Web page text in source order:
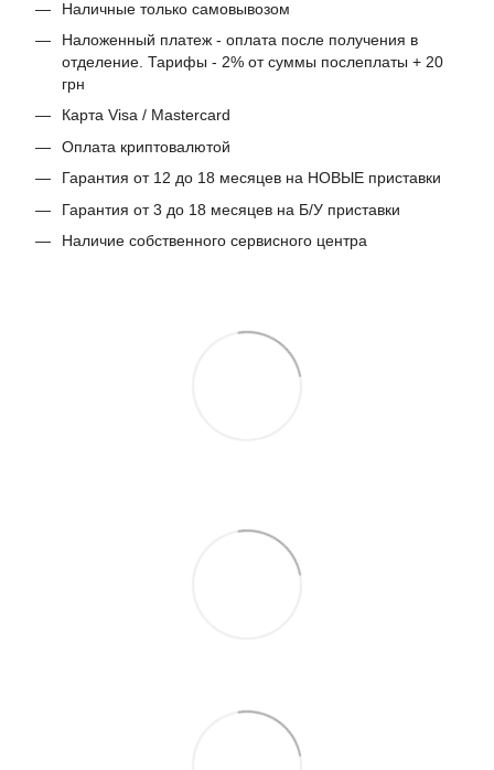
Наличные только самовывозом
Наложенный платеж - оплата после получения в
отделение. Тарифы - 2% от суммы послеплаты + 20
грн
Карта Visa / Mastercard
Оплата криптовалютой
Гарантия от 12 до 18 месяцев на НОВЫЕ приставки
Гарантия от 3 до 18 месяцев на Б/У приставки
Наличие собственного сервисного центра